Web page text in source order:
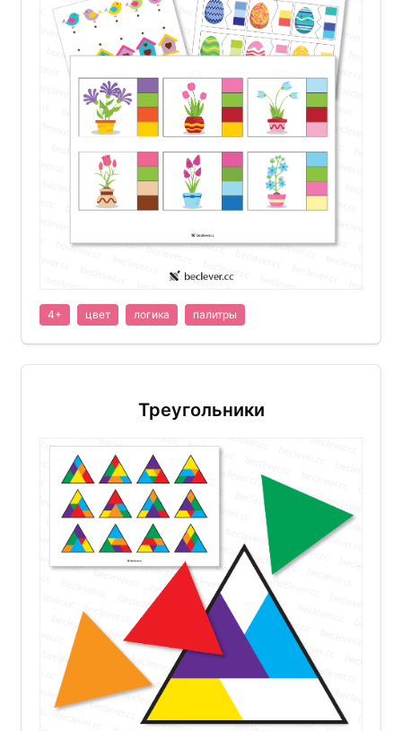
4+ цвет логика палитры
Треугольники